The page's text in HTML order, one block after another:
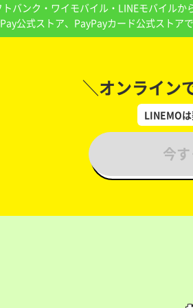
バンク・ワイモバイル・LINEモバイルか
公式ストア、PayPayカード公式ストア
＼オンライン
LINEMO
今